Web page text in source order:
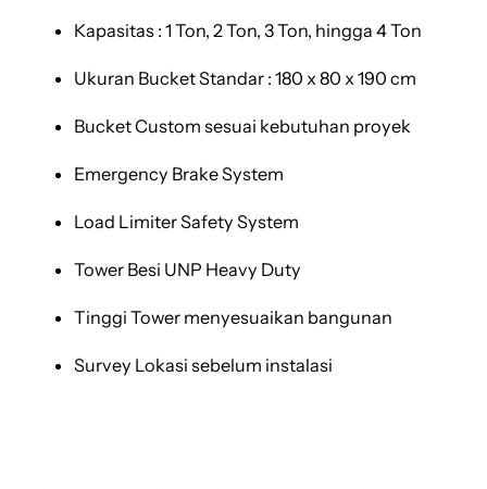
Kapasitas : 1 Ton, 2 Ton, 3 Ton, hingga 4 Ton
Ukuran Bucket Standar : 180 x 80 x 190 cm
Bucket Custom sesuai kebutuhan proyek
Emergency Brake System
Load Limiter Safety System
Tower Besi UNP Heavy Duty
Tinggi Tower menyesuaikan bangunan
Survey Lokasi sebelum instalasi